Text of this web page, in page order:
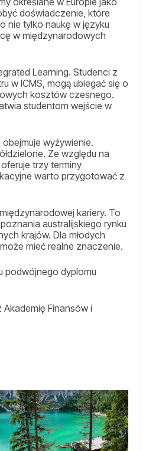
doświadczenie, które
nie tylko naukę w języku
w międzynarodowych
Learning. Studenci z
w ICMS, mogą ubiegać się o
kosztów czesnego.
studentom wejście w
wyżywienie.
Ze względu na
trzy terminy
warto przygotować z
kariery. To
australijskiego rynku
krajów. Dla młodych
mieć realne znaczenie.
podwójnego dyplomu
Finansów i